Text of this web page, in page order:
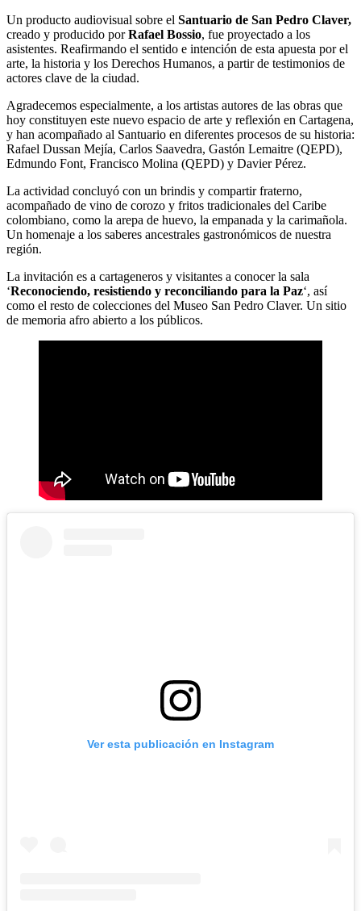
Un producto audiovisual sobre el Santuario de San Pedro Claver,
creado y producido porRafael Bossio, fue proyectado a los
asistentes. Reafirmando el sentido e intención de esta apuesta por el
arte, la historia y los Derechos Humanos, a partir de testimonios de
actores clave de la ciudad.
Agradecemos especialmente, a los artistas autores de las obras que
hoy constituyen este nuevo espacio de arte y reflexión en Cartagena,
y han acompañado al Santuario en diferentes procesos de su historia:
Rafael Dussan Mejía, Carlos Saavedra, Gastón Lemaitre (QEPD),
Edmundo Font, Francisco Molina (QEPD) y Davier Pérez.
La actividad concluyó con un brindis y compartir fraterno,
acompañado de vino de corozo y fritos tradicionales del Caribe
colombiano, como la arepa de huevo, la empanada y la carimañola.
Un homenaje a los saberes ancestrales gastronómicos de nuestra
región.
La invitación es a cartageneros y visitantes a conocer la sala
‘Reconociendo, resistiendo y reconciliando para la Paz‘, así
como el resto de colecciones del Museo San Pedro Claver. Un sitio
de memoria afro abierto a los públicos.
Ver esta publicación en Instagram